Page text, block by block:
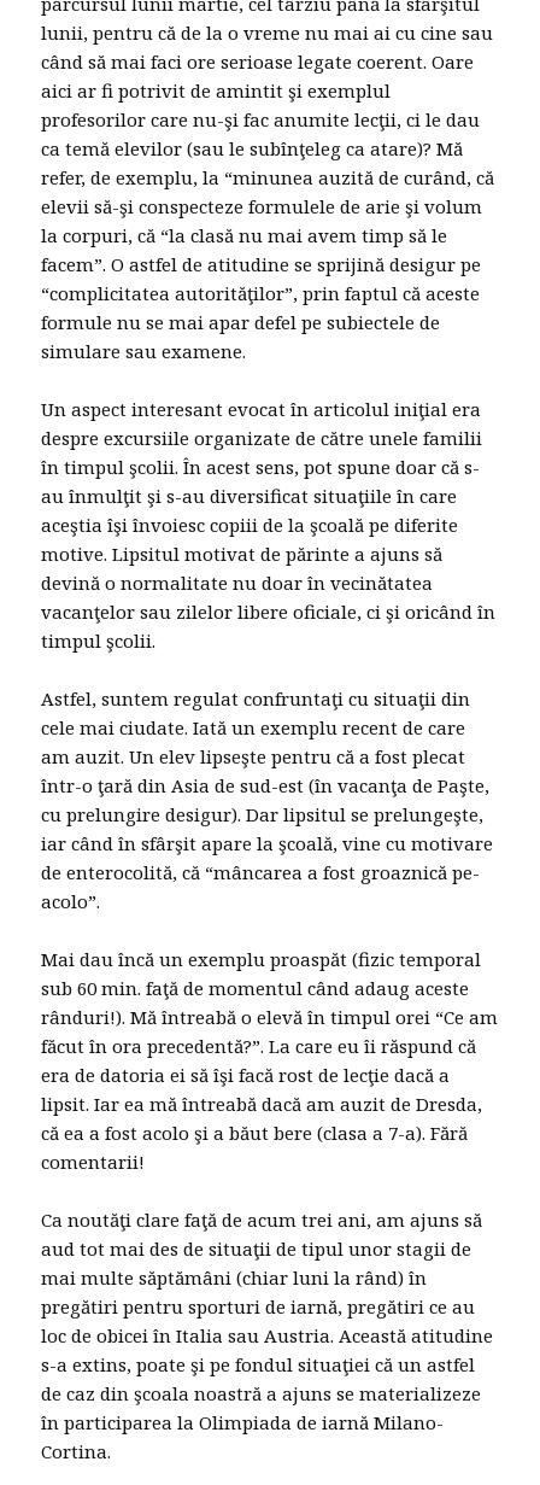
lunii, pentru că de la o vreme nu mai ai cu cine sau
când să mai faci ore serioase legate coerent. Oare
aici ar fi potrivit de amintit şi exemplul
profesorilor care nu-şi fac anumite lecţii, ci le dau
ca temă elevilor (sau le subînţeleg ca atare)? Mă
refer, de exemplu, la “minunea auzită de curând, că
elevii să-şi conspecteze formulele de arie şi volum
la corpuri, că “la clasă nu mai avem timp să le
facem”. O astfel de atitudine se sprijină desigur pe
“complicitatea autorităţilor”, prin faptul că aceste
formule nu se mai apar defel pe subiectele de
simulare sau examene.
Un aspect interesant evocat în articolul iniţial era
despre excursiile organizate de către unele familii
în timpul şcolii. În acest sens, pot spune doar că s-
au înmulţit şi s-au diversificat situaţiile în care
aceştia îşi învoiesc copiii de la şcoală pe diferite
motive. Lipsitul motivat de părinte a ajuns să
devină o normalitate nu doar în vecinătatea
vacanţelor sau zilelor libere oficiale, ci şi oricând în
timpul şcolii.
Astfel, suntem regulat confruntaţi cu situaţii din
cele mai ciudate. Iată un exemplu recent de care
am auzit. Un elev lipseşte pentru că a fost plecat
într-o ţară din Asia de sud-est (în vacanţa de Paşte,
cu prelungire desigur). Dar lipsitul se prelungeşte,
iar când în sfârşit apare la şcoală, vine cu motivare
de enterocolită, că “mâncarea a fost groaznică pe-
acolo”.
Mai dau încă un exemplu proaspăt (fizic temporal
sub 60 min. faţă de momentul când adaug aceste
rânduri!). Mă întreabă o elevă în timpul orei “Ce am
făcut în ora precedentă?”. La care eu îi răspund că
era de datoria ei să îşi facă rost de lecţie dacă a
lipsit. Iar ea mă întreabă dacă am auzit de Dresda,
că ea a fost acolo şi a băut bere (clasa a 7-a). Fără
comentarii!
Ca noutăţi clare faţă de acum trei ani, am ajuns să
aud tot mai des de situaţii de tipul unor stagii de
mai multe săptămâni (chiar luni la rând) în
pregătiri pentru sporturi de iarnă, pregătiri ce au
loc de obicei în Italia sau Austria. Această atitudine
s-a extins, poate şi pe fondul situaţiei că un astfel
de caz din şcoala noastră a ajuns se materializeze
în participarea la Olimpiada de iarnă Milano-
Cortina.